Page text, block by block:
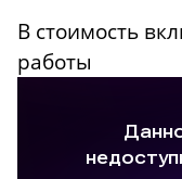
В стоимость
работы